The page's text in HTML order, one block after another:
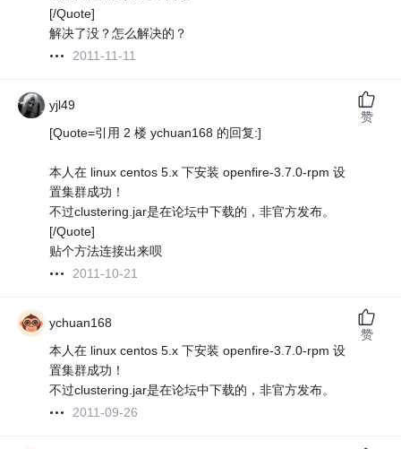
[/Quote]
解决了没？怎么解决的？
2011-11-11
yjl49
[Quote=引用 2 楼 ychuan168 的回复:]
本人在 linux centos 5.x 下安装 openfire-3.7.0-rpm 设
置集群成功！
不过clustering.jar是在论坛中下载的，非官方发布。
[/Quote]
贴个方法连接出来呗
2011-10-21
赞
ychuan168
本人在 linux centos 5.x 下安装 openfire-3.7.0-rpm 设
置集群成功！
不过clustering.jar是在论坛中下载的，非官方发布。
2011-09-26
赞